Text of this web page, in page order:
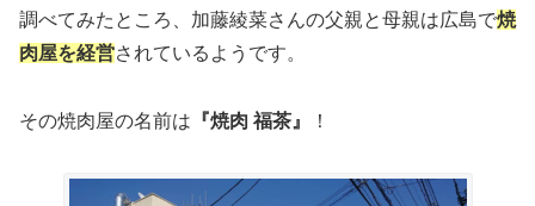
調べてみたところ、加藤綾菜さんの父親と母親は広島で焼
肉屋を経営されているようです。
その焼肉屋の名前は 『焼肉 福茶』 ！